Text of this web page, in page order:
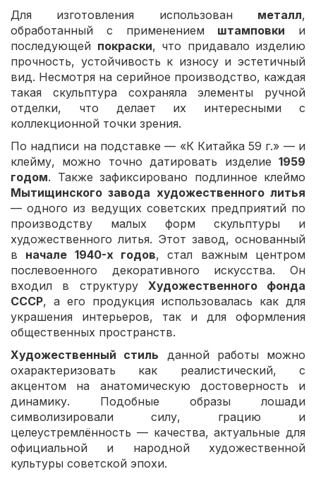
Для изготовления использован металл,
обработанный с применением штамповки и
последующей покраски, что придавало изделию
прочность, устойчивость к износу и эстетичный
вид. Несмотря на серийное производство, каждая
такая скульптура сохраняла элементы ручной
отделки, что делает их интересными с
коллекционной точки зрения.
По надписи на подставке — «К Китайка 59 г.» — и
клейму, можно точно датировать изделие 1959
годом. Также зафиксировано подлинное клеймо
Мытищинского завода художественного литья
— одного из ведущих советских предприятий по
производству малых форм скульптуры и
художественного литья. Этот завод, основанный
в начале 1940-х годов, стал важным центром
послевоенного декоративного искусства. Он
входил в структуру Художественного фонда
СССР, а его продукция использовалась как для
украшения интерьеров, так и для оформления
общественных пространств.
Художественный стиль данной работы можно
охарактеризовать как реалистический, с
акцентом на анатомическую достоверность и
динамику. Подобные образы лошади
символизировали силу, грацию и
целеустремлённость — качества, актуальные для
официальной и народной художественной
культуры советской эпохи.